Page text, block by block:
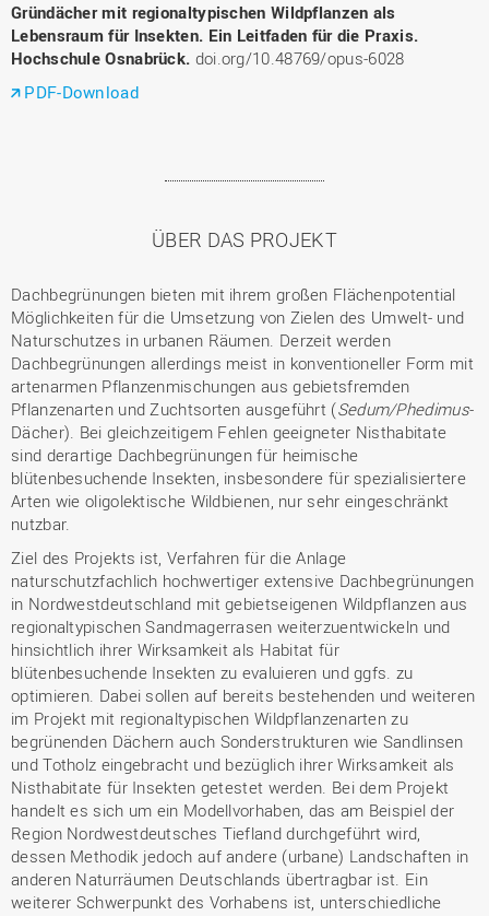
Gründächer mit regionaltypischen Wildpflanzen als
Lebensraum für Insekten. Ein Leitfaden für die Praxis.
Hochschule Osnabrück. doi.org/10.48769/opus-6028
PDF-Download
ÜBER DAS PROJEKT
Dachbegrünungen bieten mit ihrem großen Flächenpotential
Möglichkeiten für die Umsetzung von Zielen des Umwelt- und
Naturschutzes in urbanen Räumen. Derzeit werden
Dachbegrünungen allerdings meist in konventioneller Form mit
artenarmen Pflanzenmischungen aus gebietsfremden
Pflanzenarten und Zuchtsorten ausgeführt (Sedum/Phedimus-
Dächer). Bei gleichzeitigem Fehlen geeigneter Nisthabitate
sind derartige Dachbegrünungen für heimische
blütenbesuchende Insekten, insbesondere für spezialisiertere
Arten wie oligolektische Wildbienen, nur sehr eingeschränkt
nutzbar.
Ziel des Projekts ist, Verfahren für die Anlage
naturschutzfachlich hochwertiger extensive Dachbegrünungen
in Nordwestdeutschland mit gebietseigenen Wildpflanzen aus
regionaltypischen Sandmagerrasen weiterzuentwickeln und
hinsichtlich ihrer Wirksamkeit als Habitat für
blütenbesuchende Insekten zu evaluieren und ggfs. zu
optimieren. Dabei sollen auf bereits bestehenden und weiteren
im Projekt mit regionaltypischen Wildpflanzenarten zu
begrünenden Dächern auch Sonderstrukturen wie Sandlinsen
und Totholz eingebracht und bezüglich ihrer Wirksamkeit als
Nisthabitate für Insekten getestet werden. Bei dem Projekt
handelt es sich um ein Modellvorhaben, das am Beispiel der
Region Nordwestdeutsches Tiefland durchgeführt wird,
dessen Methodik jedoch auf andere (urbane) Landschaften in
anderen Naturräumen Deutschlands übertragbar ist. Ein
weiterer Schwerpunkt des Vorhabens ist, unterschiedliche